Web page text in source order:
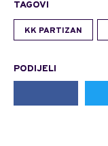
TAGOVI
KK PARTIZAN
PODIJELI